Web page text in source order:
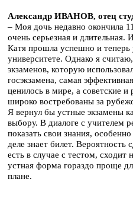
Александр ИВАНОВ, отец
– Моя дочь недавно окончила
очень серьезная и
Катя прошла успешно и
университете. Однако я
экзаменов, которую
госэкзамена, самая
ценилось в мире, а советские и
широко востребованы за
Я вернул бы устные экзамены
выбору. В диалоге с учителем
показать свои знания,
деле знает билет. Вероятность
есть в случае с тестом,
устная форма гораздо проще
плане.